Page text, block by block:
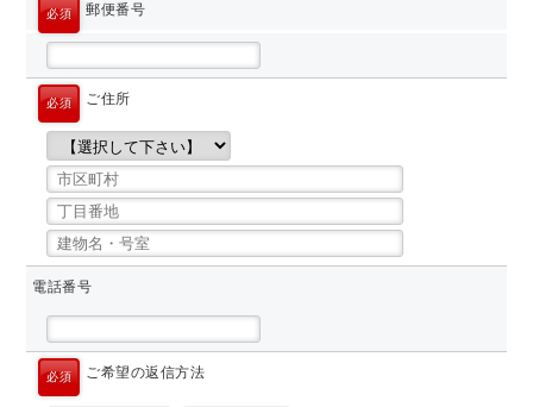
必須 郵便番号
必須 ご住所
電話番号
必須 ご希望の返信方法